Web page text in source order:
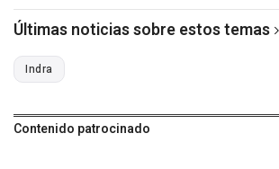
Últimas noticias sobre estos temas
Indra
Contenido patrocinado